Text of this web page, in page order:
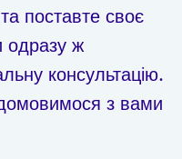
поставте своє
одразу ж
консультацію.
з вами